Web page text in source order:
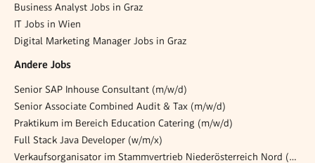
Business Analyst Jobs in Graz
IT Jobs in Wien
Digital Marketing Manager Jobs in Graz
Andere Jobs
Senior SAP Inhouse Consultant (m/w/d)
Senior Associate Combined Audit & Tax (m/w/d)
Praktikum im Bereich Education Catering (m/w/d)
Full Stack Java Developer (w/m/x)
Verkaufsorganisator im Stammvertrieb Niederösterreich Nord (w|m|d)